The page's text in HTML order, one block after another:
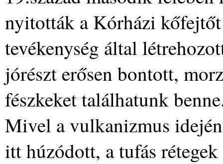
nyitották a Kórházi
tevékenység által
jórészt erősen bontott,
fészkeket találhatunk
Mivel a vulkanizmus
itt húzódott, a tufás